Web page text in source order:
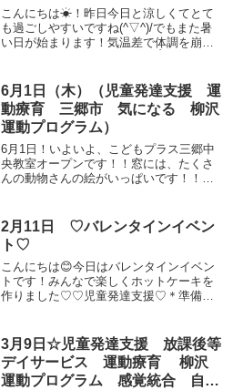
市 八潮市 気になる
こんにちは☀！昨日今日と涼しくてとて
も過ごしやすいですね(^▽^)/でもまた暑
い日が始まります！気温差で体調を崩さ
ス」〇柔軟体操今日は四つ這いになっ
て、背中をまーるくした...
6月1日（木）（児童発達支援 運
動療育 三郷市 気になる 柳沢
運動プログラム）
6月1日！いよいよ、こどもプラス三郷中
央教室オープンです！！窓には、たくさ
んの動物さんの絵がいっぱいです！！サ
動物でしょう？それは、教室にきてから
のお楽しみです(⋈◍...
2月11日 ♡バレンタインイベン
ト♡
こんにちは😊今日はバレンタインイベン
トです！みんなで楽しくホットケーキを
作りました♡♡児童発達支援♡＊準備体
した☆彡＊サーキット・ラダー・すべり
台みんな大好きなすべり台...
3月9日☆児童発達支援 放課後等
デイサービス 運動療育 柳沢
運動プログラム 感覚統合 自閉